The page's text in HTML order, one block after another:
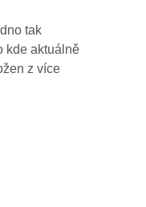
17:25
17:15
17:05
tak
kde aktuálně
z více